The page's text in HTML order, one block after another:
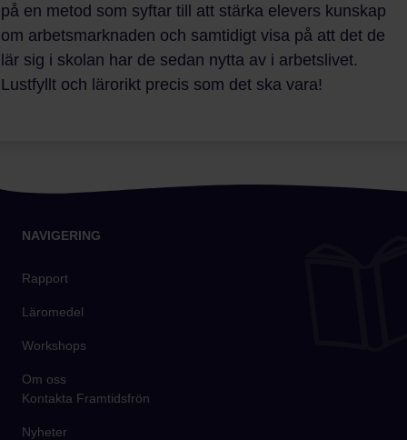
på en metod som syftar till att stärka elevers kunskap
om arbetsmarknaden och samtidigt visa på att det de
lär sig i skolan har de sedan nytta av i arbetslivet.
Lustfyllt och lärorikt precis som det ska vara!
NAVIGERING
Rapport
Läromedel
Workshops
Om oss
Kontakta Framtidsfrön
Nyheter